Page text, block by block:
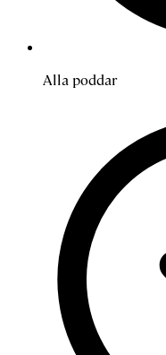
Alla poddar